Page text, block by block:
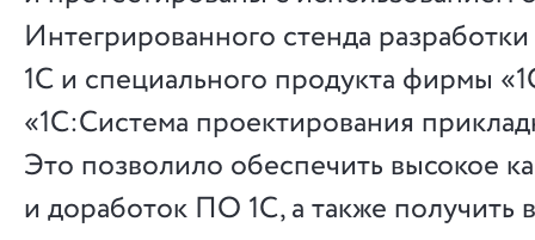
Интегрированного стенда
1С и специального продукта фирмы
«1С:Система проектирования
Это позволило обеспечить высокое
и доработок ПО 1С, а также получить